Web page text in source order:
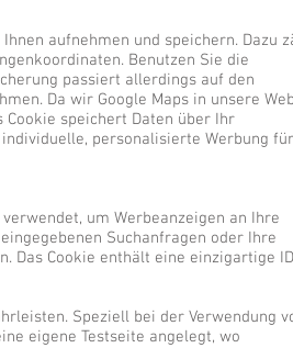
aufnehmen und speichern. Dazu
Benutzen Sie die
passiert allerdings auf den
Da wir Google Maps in unsere
Cookie speichert Daten über Ihr
personalisierte Werbung
verwendet, um Werbeanzeigen an Ihre
Suchanfragen oder Ihre
Das Cookie enthält eine einzigartige
Speziell bei der Verwendung
eigene Testseite angelegt, wo